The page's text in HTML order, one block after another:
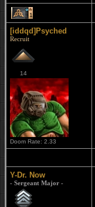
1
[iddqd]Psyched
Recruit
14
Doom Rate: 2.33
Y-Dr. Now
- Sergeant Major -